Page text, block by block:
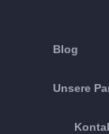
Blog
Unsere